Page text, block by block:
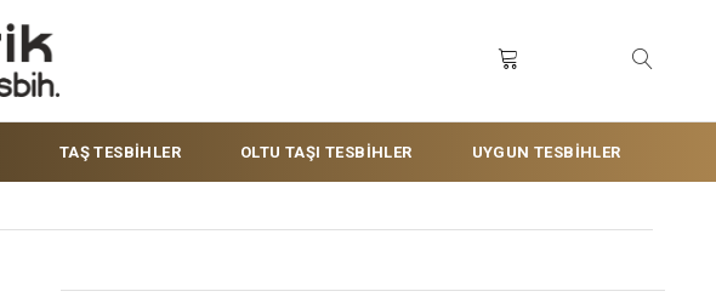
TAŞ TESBİHLER OLTU TAŞI TESBİHLER UYGUN TESBİHLER